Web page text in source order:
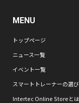
MENU
トップページ
ニュース一覧
イベント一覧
スマートトレーナーの選
Intertec Online Storeとは